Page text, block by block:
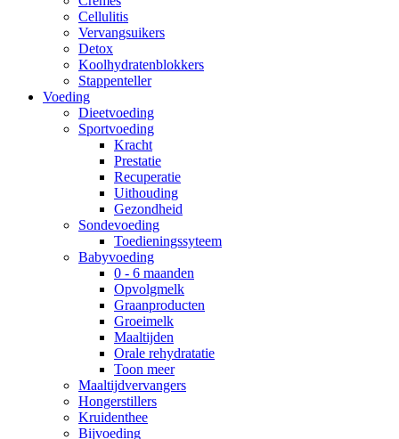
Cellulitis
Vervangsuikers
Detox
Koolhydratenblokkers
Stappenteller
Voeding
Dieetvoeding
Sportvoeding
Kracht
Prestatie
Recuperatie
Uithouding
Gezondheid
Sondevoeding
Toedieningssyteem
Babyvoeding
0 - 6 maanden
Opvolgmelk
Graanproducten
Groeimelk
Maaltijden
Orale rehydratatie
Toon meer
Maaltijdvervangers
Hongerstillers
Kruidenthee
Bijvoeding